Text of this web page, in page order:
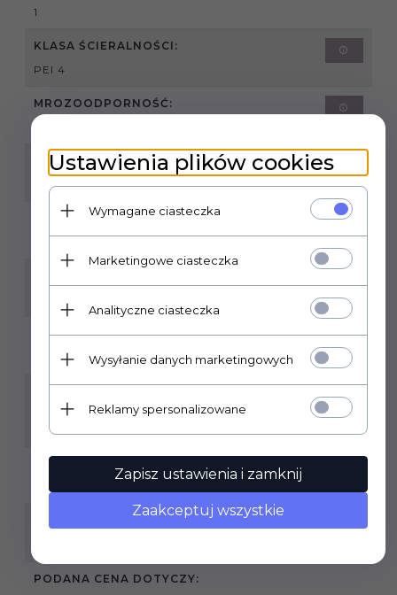
1
KLASA ŚCIERALNOŚCI:
PEI 4
MROZOODPORNOŚĆ:
ILOŚĆ SZTUK W OPAKOWANIU:
ILOŚĆ M2 W OPAKOWANIU:
ZASTOSOWANIE:
WEWNĄTRZ/ZEWNĄTRZ
HOL I PRZEDPOKÓJ, KUCHNIA, ŁAZIENKA, SALON,
TARAS, BALKON, OBIEKT INWESTYCYJNY
8 MM
SPRZEDAŻ PRODUKTU:
PODANA CENA DOTYCZY:
Ustawienia plików cookies
Wymagane ciasteczka
Marketingowe ciasteczka
Analityczne ciasteczka
Wysyłanie danych marketingowych
Reklamy spersonalizowane
Zapisz ustawienia i zamknij
Zaakceptuj wszystkie